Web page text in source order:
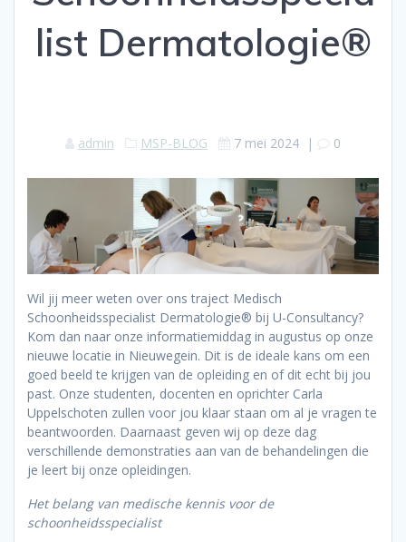
list Dermatologie®
admin MSP-BLOG 7 mei 2024 | 0
Wil jij meer weten over ons traject Medisch
Schoonheidsspecialist Dermatologie® bij U-Consultancy?
Kom dan naar onze informatiemiddag in augustus op onze
nieuwe locatie in Nieuwegein. Dit is de ideale kans om een
goed beeld te krijgen van de opleiding en of dit echt bij jou
past. Onze studenten, docenten en oprichter Carla
Uppelschoten zullen voor jou klaar staan om al je vragen te
beantwoorden. Daarnaast geven wij op deze dag
verschillende demonstraties aan van de behandelingen die
je leert bij onze opleidingen.
Het belang van medische kennis voor de
schoonheidsspecialist